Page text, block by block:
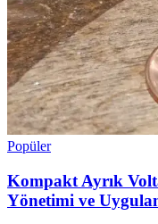
Popüler
Kompakt Ayrık
Yönetimi ve